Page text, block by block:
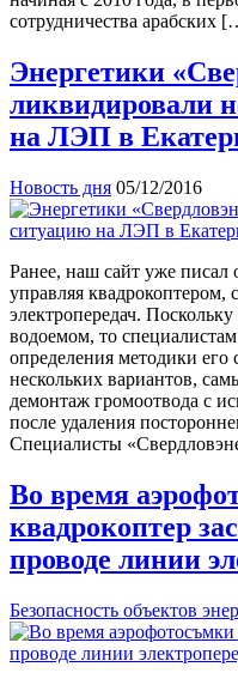
сотрудничества арабских
Энергетики
ликвидировали
на ЛЭП в
Новость дня 05/12/2016
Ранее, наш сайт уже писал
управляя
электропередач.
водоемом, то
определения методики его
нескольких вариантов,
демонтаж громоотвода с
после удаления
Специалисты
Во время
квадрокоптер
проводе линии
Безопасность объектов